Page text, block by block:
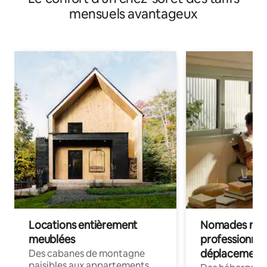
mensuels avantageux
Locations entièrement
meublées
Des cabanes de montagne
Nomades
déplacement